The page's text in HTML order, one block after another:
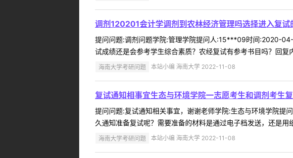
调剂120201会计学调剂到农林经济管理吗选择进入复试
提问问题:调剂问题学院:管理学院提问人:15***09时间:2020-
试成绩还是会参考学生综合素质？农经复试有参考书目吗？回
海南大学考研问题 本站小编 海南大学 2022-11-08
复试通知相事宜生态与环境学院一志愿考生和调剂考生
提问问题:复试通知相关事宜，谢谢老师学院:生态与环境学院
久通知准备复试呢？需要准备的材料是通过电子档发送，还是
海南大学考研问题 本站小编 海南大学 2022-11-08